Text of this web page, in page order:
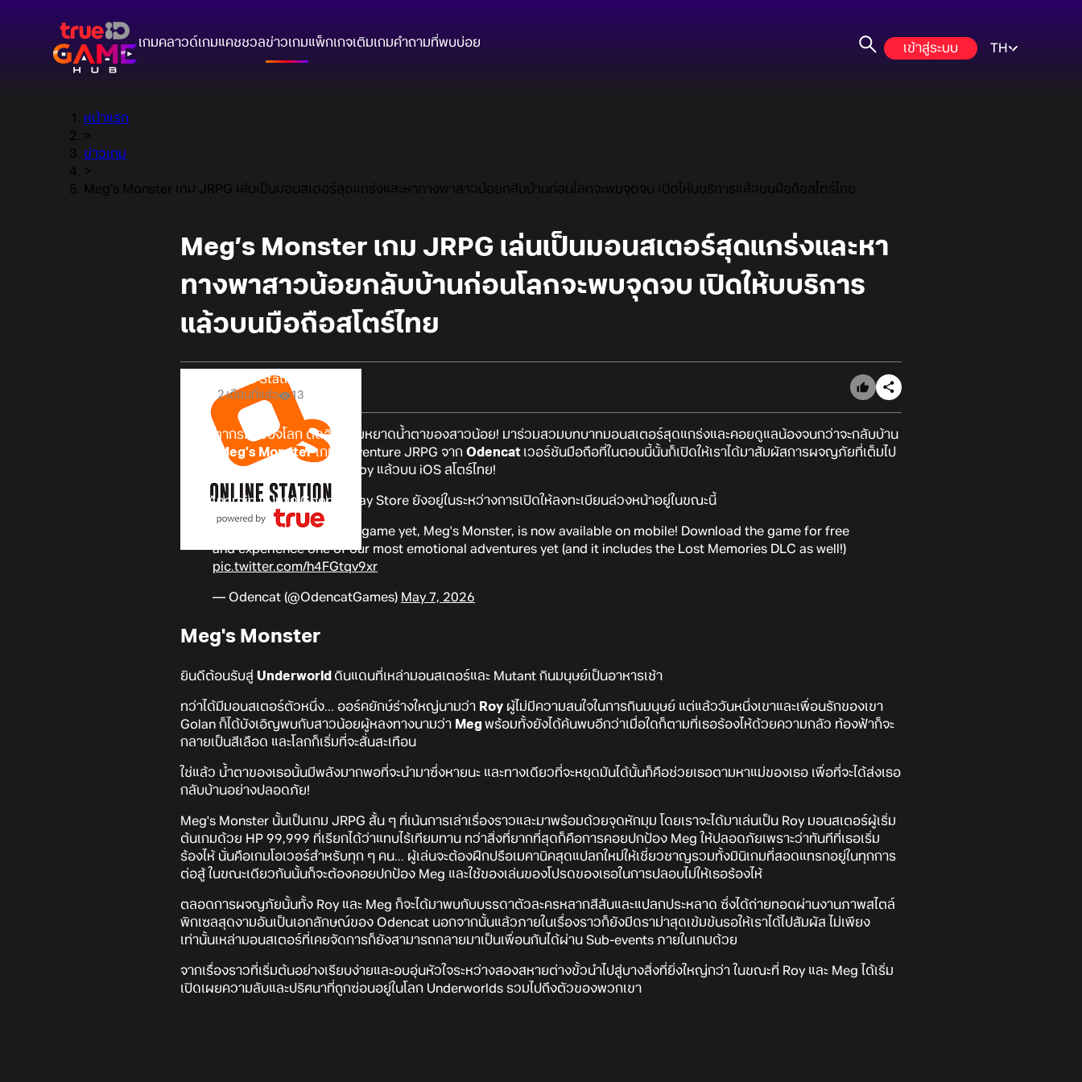
เกมคลาวด์เกมแคชชวลข่าวเกมแพ็กเกจเติมเกมคำถามที่พบบ่อย เข้าสู่ระบบ TH
หน้าแรก
>
ข่าวเกม
>
Meg’s Monster เกม JRPG เล่นเป็นมอนสเตอร์สุดแกร่งและหาทางพาสาวน้อยกลับบ้านก่อนโลกจะพบจุดจบ เปิดให้บบริการแล้วบนมือถือสโตร์ไทย
Meg’s Monster เกม JRPG เล่นเป็นมอนสเตอร์สุดแกร่งและหา
ทางพาสาวน้อยกลับบ้านก่อนโลกจะพบจุดจบ เปิดให้บบริการ
แล้วบนมือถือสโตร์ไทย
Online Station
2 เดือนที่แล้ว 13
เมื่อชะตากรรมของโลก ตัดสินด้วยหยาดน้ำตาของสาวน้อย! มาร่วมสวมบทบาทมอนสเตอร์สุดแกร่งและคอยดูแลน้องจนกว่าจะกลับบ้าน
Meg’s Monsterเกม Adventure JRPG จาก Odencat เวอร์ชันมือถือที่ในตอนนี้นั้นก็เปิดให้เราได้มาสัมผัสการผจญภัยที่เต็มไป
ด้วยห้วงอารมณ์ของ Meg และ Roy แล้วบน iOS สโตร์ไทย!
ส่วน Android นั้นทาง Google Play Store ยังอยู่ในระหว่างการเปิดให้ลงทะเบียนล่วงหน้าอยู่ในขณะนี้
Great news! Our biggest game yet, Meg's Monster, is now available on mobile! Download the game for free
and experience one of our most emotional adventures yet (and it includes the Lost Memories DLC as well!)
pic.twitter.com/h4FGtqv9xr
— Odencat (@OdencatGames) May 7, 2026
Meg's Monster
ยินดีต้อนรับสู่ Underworld ดินแดนที่เหล่ามอนสเตอร์และ Mutant กินมนุษย์เป็นอาหารเช้า
ทว่าได้มีมอนสเตอร์ตัวหนึ่ง... ออร์คยักษ์ร่างใหญ่นามว่า Roy ผู้ไม่มีความสนใจในการกินมนุษย์ แต่แล้ววันหนึ่งเขาและเพื่อนรักของเขา
Golan ก็ได้บังเอิญพบกับสาวน้อยผู้หลงทางนามว่า Megพร้อมทั้งยังได้ค้นพบอีกว่าเมื่อใดก็ตามที่เธอร้องไห้ด้วยความกลัว ท้องฟ้าก็จะ
กลายเป็นสีเลือด และโลกก็เริ่มที่จะสั่นสะเทือน
ใช่แล้ว น้ำตาของเธอนั้นมีพลังมากพอที่จะนำมาซึ่งหายนะ และทางเดียวที่จะหยุดมันได้นั้นก็คือช่วยเธอตามหาแม่ของเธอ เพื่อที่จะได้ส่งเธอ
กลับบ้านอย่างปลอดภัย!
Meg's Monster นั้นเป็นเกม JRPG สั้น ๆ ที่เน้นการเล่าเรื่องราวและมาพร้อมด้วยจุดหักมุม โดยเราจะได้มาเล่นเป็น Roy มอนสเตอร์ผู้เริ่ม
ต้นเกมด้วย HP 99,999 ที่เรียกได้ว่าแทบไร้เทียมทาน ทว่าสิ่งที่ยากที่สุดก็คือการคอยปกป้อง Meg ให้ปลอดภัยเพราะว่าทันทีที่เธอเริ่ม
ร้องไห้ นั่นคือเกมโอเวอร์สำหรับทุก ๆ คน... ผู้เล่นจะต้องฝึกปรือเมคานิคสุดแปลกใหม่ให้เชี่ยวชาญรวมทั้งมินิเกมที่สอดแทรกอยู่ในทุกการ
ต่อสู้ ในขณะเดียวกันนั้นก็จะต้องคอยปกป้อง Meg และใช้ของเล่นของโปรดของเธอในการปลอบไม่ให้เธอร้องไห้
ตลอดการผจญภัยนั้นทั้ง Roy และ Meg ก็จะได้มาพบกับบรรดาตัวละครหลากสีสันและแปลกประหลาด ซึ่งได้ถ่ายทอดผ่านงานภาพสไตล์
พิกเซลสุดงามอันเป็นเอกลักษณ์ของ Odencat นอกจากนั้นแล้วภายในเรื่องราวก็ยังมีดราม่าสุดเข้มข้นรอให้เราได้ไปสัมผัส ไม่เพียง
เท่านั้นเหล่ามอนสเตอร์ที่เคยจัดการก็ยังสามารถกลายมาเป็นเพื่อนกันได้ผ่าน Sub-events ภายในเกมด้วย
จากเรื่องราวที่เริ่มต้นอย่างเรียบง่ายและอบอุ่นหัวใจระหว่างสองสหายต่างขั้วนำไปสู่บางสิ่งที่ยิ่งใหญ่กว่า ในขณะที่ Roy และ Meg ได้เริ่ม
เปิดเผยความลับและปริศนาที่ถูกซ่อนอยู่ในโลก Underworlds รวมไปถึงตัวของพวกเขา